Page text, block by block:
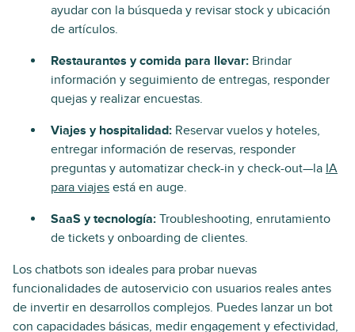
ayudar con la búsqueda y revisar stock y ubicación
de artículos.
Restaurantes y comida para llevar: Brindar
información y seguimiento de entregas, responder
quejas y realizar encuestas.
Viajes y hospitalidad: Reservar vuelos y hoteles,
entregar información de reservas, responder
preguntas y automatizar check-in y check-out—la IA
para viajes está en auge.
SaaS y tecnología: Troubleshooting, enrutamiento
de tickets y onboarding de clientes.
Los chatbots son ideales para probar nuevas
funcionalidades de autoservicio con usuarios reales antes
de invertir en desarrollos complejos. Puedes lanzar un bot
con capacidades básicas, medir engagement y efectividad,